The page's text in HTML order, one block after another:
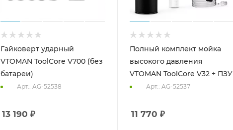
Гайковерт ударный
VTOMAN ToolCore V700 (без
батареи)
Арт.: AG-52538
13 190 ₽
Полный комплект мойка
высокого давления
VTOMAN ToolCore V32 + ПЗУ
Арт.: AG-52537
11 770 ₽